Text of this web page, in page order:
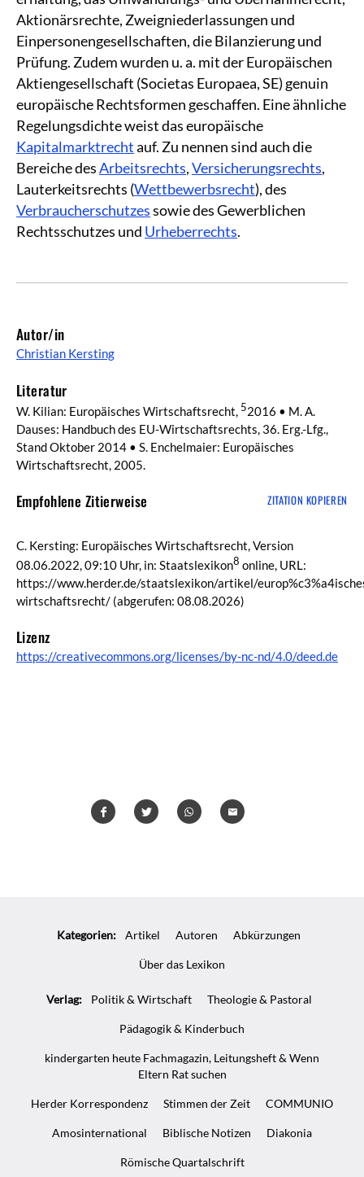
Aktionärsrechte, Zweigniederlassungen und
Einpersonengesellschaften, die Bilanzierung und
Prüfung. Zudem wurden u. a. mit der Europäischen
Aktiengesellschaft (Societas Europaea, SE) genuin
europäische Rechtsformen geschaffen. Eine ähnliche
Regelungsdichte weist das europäische
Kapitalmarktrechtauf. Zu nennen sind auch die
Bereiche desArbeitsrechts,Versicherungsrechts,
Lauterkeitsrechts (Wettbewerbsrecht), des
Verbraucherschutzessowie des Gewerblichen
Rechtsschutzes und Urheberrechts.
Autor/in
Christian Kersting
Literatur
W. Kilian: Europäisches Wirtschaftsrecht, 52016 • M. A.
Dauses: Handbuch des EU-Wirtschaftsrechts, 36. Erg.-Lfg.,
Stand Oktober 2014 • S. Enchelmaier: Europäisches
Wirtschaftsrecht, 2005.
Empfohlene Zitierweise ZITATION KOPIEREN
C. Kersting: Europäisches Wirtschaftsrecht, Version
08.06.2022, 09:10 Uhr, in: Staatslexikon8 online, URL:
https://www.herder.de/staatslexikon/artikel/
wirtschaftsrecht/ (abgerufen: 08.08.2026)
Lizenz
https://creativecommons.org/licenses/by-nc-nd/4.0/deed.de
InfosKategorien: Artikel Autoren Abkürzungen
Über das Lexikon
Verlag: Politik & Wirtschaft Theologie & Pastoral
Pädagogik & Kinderbuch
kindergarten heute Fachmagazin, Leitungsheft & Wenn
Eltern Rat suchen
Herder Korrespondenz Stimmen der Zeit COMMUNIO
Amosinternational Biblische Notizen Diakonia
Römische Quartalschrift